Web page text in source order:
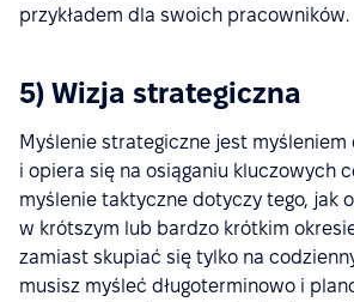
przykładem dla swoich pracowników.
5) Wizja strategiczna
Myślenie strategiczne jest myśleniem
i opiera się na osiąganiu kluczowych
myślenie taktyczne dotyczy tego, jak
w krótszym lub bardzo krótkim
zamiast skupiać się tylko na
musisz myśleć długoterminowo i